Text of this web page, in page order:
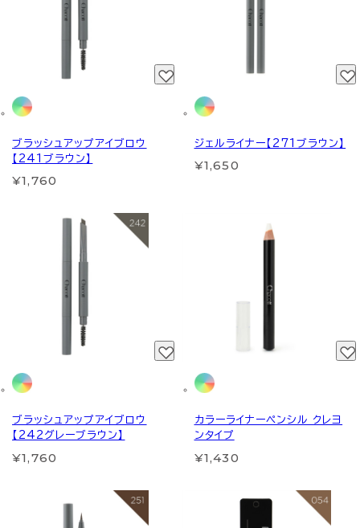
ブラッシュアップアイブロウ
【241ブラウン】
¥1,760
ジェルライナー【271ブラウン】
¥1,650
ブラッシュアップアイブロウ
【242グレーブラウン】
¥1,760
カラーライナーペンシル クレヨ
ンタイプ
¥1,430